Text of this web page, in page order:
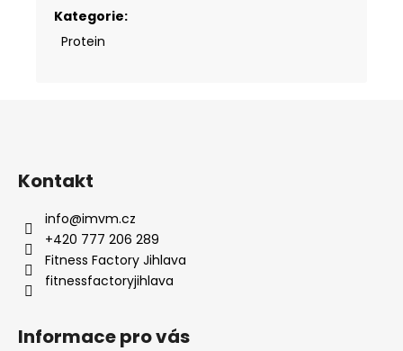
Kategorie:
Protein
Kontakt
info@imvm.cz
+420 777 206 289
Fitness Factory Jihlava
fitnessfactoryjihlava
Informace pro vás